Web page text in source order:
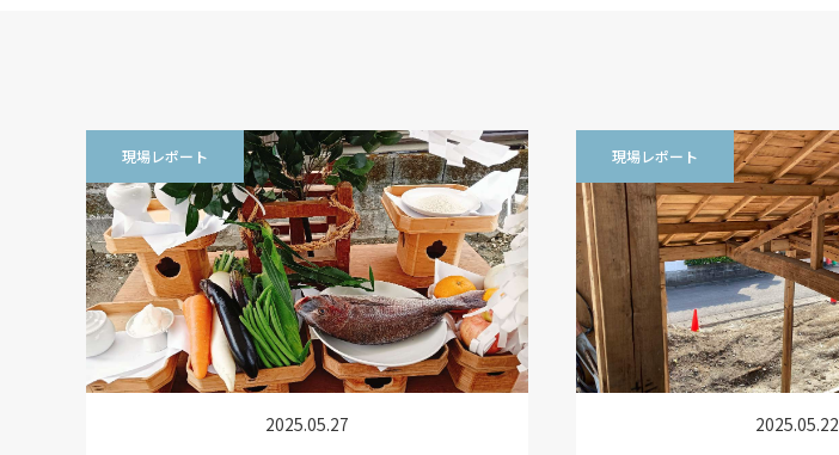
現場レポート
2025.05.27
現場レポート
2025.05.22